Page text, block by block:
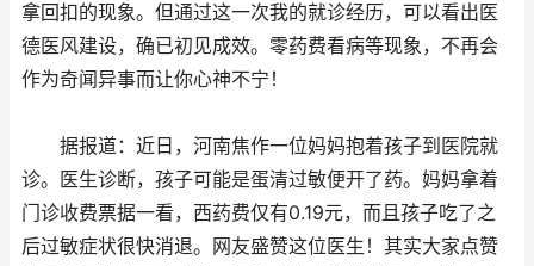
拿回扣的现象。但通过这一次我的就诊经历，可以看出医
德医风建设，确已初见成效。零药费看病等现象，不再会
作为奇闻异事而让你心神不宁！
据报道：近日，河南焦作一位妈妈抱着孩子到医院就
诊。医生诊断，孩子可能是蛋清过敏便开了药。妈妈拿着
门诊收费票据一看，西药费仅有0.19元，而且孩子吃了之
后过敏症状很快消退。网友盛赞这位医生！其实大家点赞